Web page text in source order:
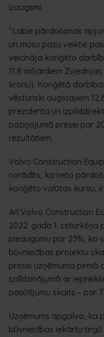
izaugsmi.
“Labie pārdošanas
un mūsu pašu veiktie
veicināja koriģēto
11,8 miljardiem
kronu). Koriģētā
vēsturiski augstajiem
prezidenta un
paziņojumā presei par
rezultātiem.
Volvo Construction
norādīts, ka neto
koriģēto valūtas kursu,
Arī Volvo Construction
2022. gada 1.
pieaugumu par 23%, ko
būvniecības projektu
presei uzņēmuma pirmā
salīdzinājumā ar
pasūtījumu skaits – par
Uzņēmums apgalvo, ka
būvniecības iekārtu